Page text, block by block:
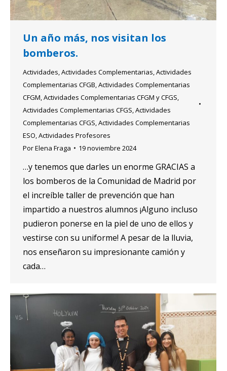
Un año más, nos visitan los
bomberos.
Actividades,Actividades Complementarias,Actividades
Complementarias CFGB,Actividades Complementarias
CFGM,Actividades Complementarias CFGM y CFGS,
Actividades Complementarias CFGS,Actividades
Complementarias CFGS,Actividades Complementarias
ESO,Actividades Profesores
PorElena Fraga 19 noviembre 2024
…y tenemos que darles un enorme GRACIAS a
los bomberos de la Comunidad de Madrid por
el increíble taller de prevención que han
impartido a nuestros alumnos ¡Alguno incluso
pudieron ponerse en la piel de uno de ellos y
vestirse con su uniforme! A pesar de la lluvia,
nos enseñaron su impresionante camión y
cada…